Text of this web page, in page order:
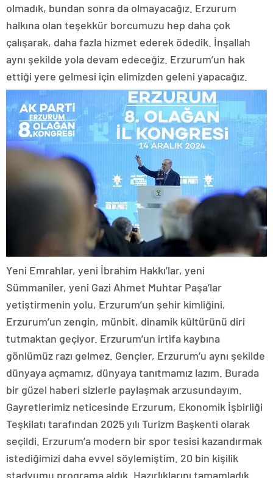
olmadık, bundan sonra da olmayacağız. Erzurum
halkına olan teşekkür borcumuzu hep daha çok
çalışarak, daha fazla hizmet ederek ödedik. İnşallah
aynı şekilde yola devam edeceğiz. Erzurum’un hak
ettiği yere gelmesi için elimizden geleni yapacağız.
Yeni Emrahlar, yeni İbrahim Hakkı’lar, yeni
Sümmaniler, yeni Gazi Ahmet Muhtar Paşa’lar
yetiştirmenin yolu, Erzurum’un şehir kimliğini,
Erzurum’un zengin, münbit, dinamik kültürünü diri
tutmaktan geçiyor. Erzurum’un irtifa kaybına
gönlümüz razı gelmez. Gençler, Erzurum’u aynı şekilde
dünyaya açmamız, dünyaya tanıtmamız lazım. Burada
bir güzel haberi sizlerle paylaşmak arzusundayım.
Gayretlerimiz neticesinde Erzurum, Ekonomik İşbirliği
Teşkilatı tarafından 2025 yılı Turizm Başkenti olarak
seçildi. Erzurum’a modern bir spor tesisi kazandırmak
istediğimizi daha evvel söylemiştim. 20 bin kişilik
stadyumu programa aldık. Hazırlıklarını tamamladık.